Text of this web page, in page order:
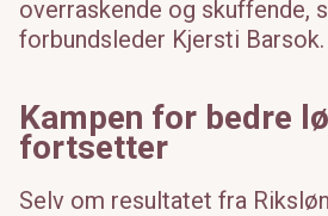
overraskende og skuffende,
forbundsleder Kjersti Barsok.
Kampen for bedre
fortsetter
Selv om resultatet fra